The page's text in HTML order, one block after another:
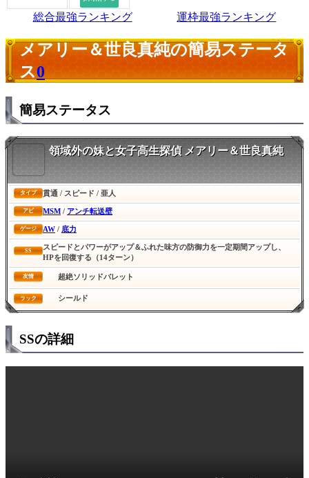
総合最強ランキング 運枠最強ランキング
メアリー＆世良真純の簡易ステータ
ス0
簡易ステータス
領域外の妹と女子高生探偵 メアリー＆世良真純
タイプ 貫通 / スピード / 亜人
アビ MSM / アンチ転送壁
ゲージ AW / 底力
SS
スピードとパワーがアップ＆ふれた味方の防御力を一定期間アップし、
HPを回復する（14ターン）
友情 超絶ソリッドバレット
ラック シールド
SSの詳細